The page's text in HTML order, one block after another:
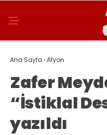
Ana Sayfa ›Afyon
Zafer
“İstiklal
yazıldı